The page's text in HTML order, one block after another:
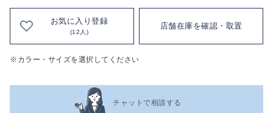
お気に入り登録
(12人)
店舗在庫を確認・取置
※カラー・サイズを選択してください
チャットで相談する